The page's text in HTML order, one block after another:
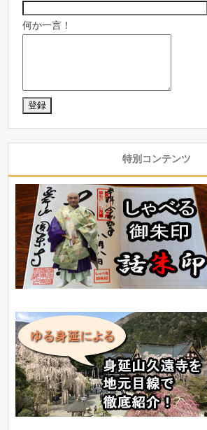
何か一言！
特別コンテンツ